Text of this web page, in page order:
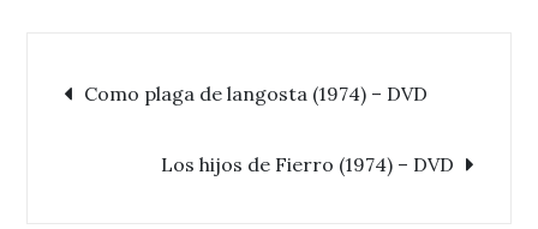
Navegación
Como plaga de langosta (1974) – DVD
Los hijos de Fierro (1974) – DVD